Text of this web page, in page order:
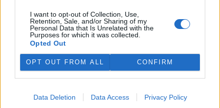
I want to opt-out of Collection, Use,
Retention, Sale, and/or Sharing of my
Personal Data that Is Unrelated with the
Purposes for which it was collected.
Opted Out
OPT OUT FROM ALL CONFIRM
Data Deletion Data Access Privacy Policy
Sumec velký na jihu Evropy? Tamní ekosystémy nejsou
na takového superpredátora připraveny, říká Martin
22.9.2025 | PRAHA (Ekolist.cz)
Diskuse: 26
Sumec velký (Silurus glanis) je
rybou Evropy. Vrcholový